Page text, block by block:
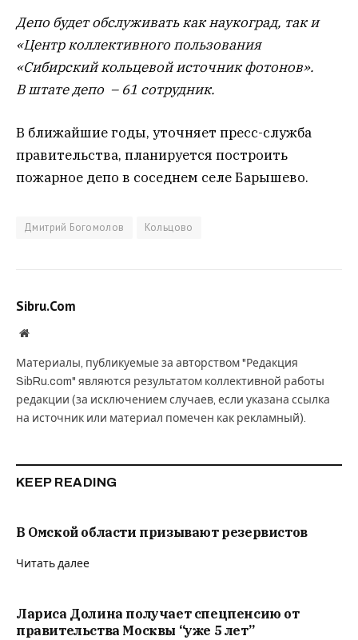
Депо будет обслуживать как наукоград, так и
«Центр коллективного пользования
«Сибирский кольцевой источник фотонов».
В штате депо – 61 сотрудник.
В ближайшие годы, уточняет пресс-служба
правительства, планируется построить
пожарное депо в соседнем селе Барышево.
Дмитрий Богомолов Кольцово
Sibru.Com
Website
Материалы, публикуемые за авторством "Редакция
SibRu.com" являются результатом коллективной работы
редакции (за исключением случаев, если указана ссылка
на источник или материал помечен как рекламный).
KEEP READING
В Омской области призывают резервистов
Читать далее
Лариса Долина получает спецпенсию от
правительства Москвы “уже 5 лет”